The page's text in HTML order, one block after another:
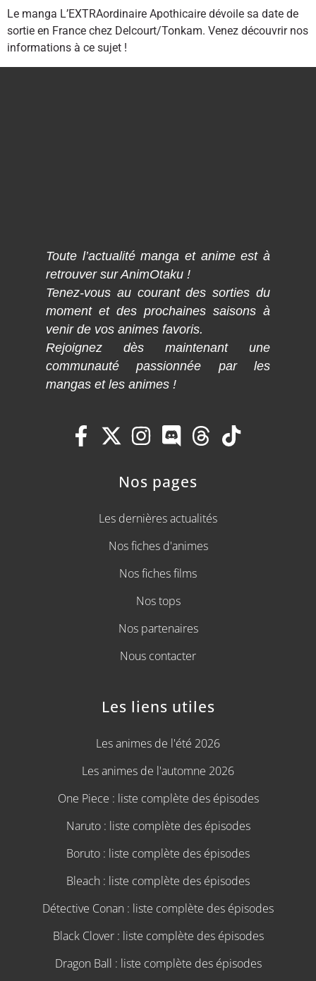
Le manga L’EXTRAordinaire Apothicaire dévoile sa date de
sortie en France chez Delcourt/Tonkam. Venez découvrir nos
informations à ce sujet !
Toute l’actualité manga et anime est à
retrouver sur AnimOtaku !
Tenez-vous au courant des sorties du
moment et des prochaines saisons à
venir de vos animes favoris.
Rejoignez dès maintenant une
communauté passionnée par les
mangas et les animes !
Nos pages
Les dernières actualités
Nos fiches d'animes
Nos fiches films
Nos tops
Nos partenaires
Nous contacter
Les liens utiles
Les animes de l'été 2026
Les animes de l'automne 2026
One Piece : liste complète des épisodes
Naruto : liste complète des épisodes
Boruto : liste complète des épisodes
Bleach : liste complète des épisodes
Détective Conan : liste complète des épisodes
Black Clover : liste complète des épisodes
Dragon Ball : liste complète des épisodes